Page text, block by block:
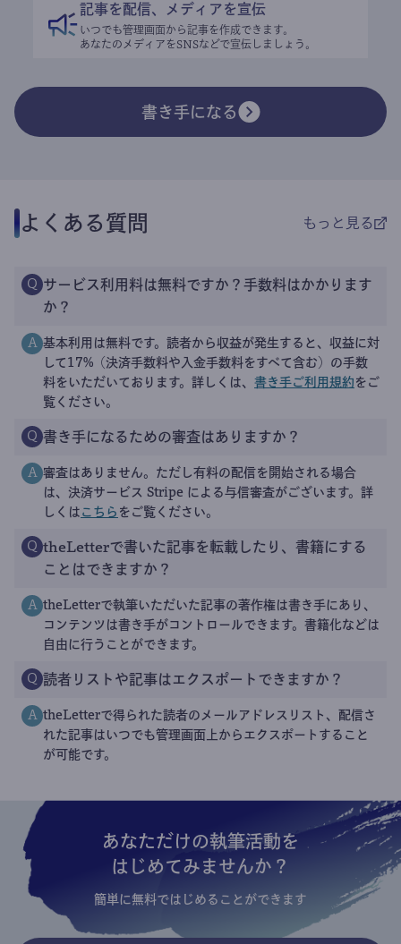
記事を配信、メディアを宣伝
いつでも管理画面から記事を作成できます。
あなたのメディアをSNSなどで宣伝しましょう。
書き手になる
よくある質問 もっと見る
Q サービス利用料は無料ですか？手数料はかかります
か？
A 基本利用は無料です。読者から収益が発生すると、収益に対
して17%（決済手数料や入金手数料をすべて含む）の手数
料をいただいております。詳しくは、 書き手ご利用規約 をご
覧ください。
Q 書き手になるための審査はありますか？
A 審査はありません。ただし有料の配信を開始される場合
は、決済サービス Stripe による与信審査がございます。詳
しくは こちら をご覧ください。
Q theLetterで書いた記事を転載したり、書籍にする
ことはできますか？
A theLetterで執筆いただいた記事の著作権は書き手にあり、
コンテンツは書き手がコントロールできます。書籍化などは
自由に行うことができます。
Q 読者リストや記事はエクスポートできますか？
A theLetterで得られた読者のメールアドレスリスト、配信さ
れた記事はいつでも管理画面上からエクスポートすること
が可能です。
あなただけの執筆活動を
はじめてみませんか？
簡単に無料ではじめることができます